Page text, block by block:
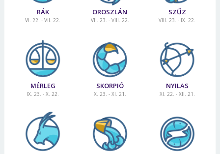
RÁK
VI. 22. - VII. 22.
OROSZLÁN
VII. 23. - VIII. 22.
SZŰZ
VIII. 23. - IX. 22.
MÉRLEG
IX. 23. - X. 22.
SKORPIÓ
X. 23. - XI. 21.
NYILAS
XI. 22. - XII. 21.